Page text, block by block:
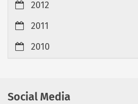
2012
2011
2010
Social Media